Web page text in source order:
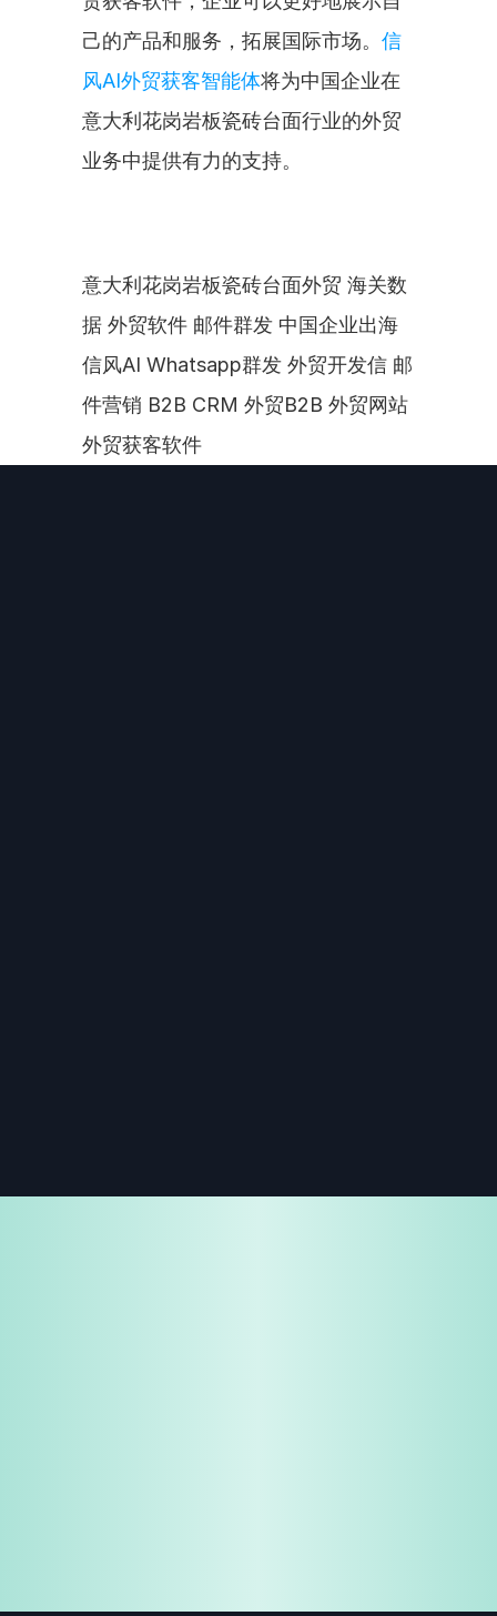
己的产品和服务，拓展国际市场。 信
风AI外贸获客智能体将为中国企业在
意大利花岗岩板瓷砖台面行业的外贸
业务中提供有力的支持。
意大利花岗岩板瓷砖台面外贸 海关数
据 外贸软件 邮件群发 中国企业出海
信风AI Whatsapp群发 外贸开发信 邮
件营销 B2B CRM 外贸B2B 外贸网站
外贸获客软件